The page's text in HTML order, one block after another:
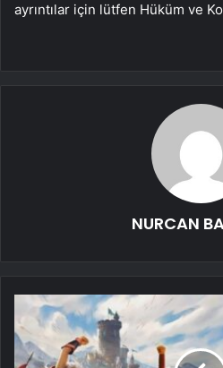
ayrıntılar için lütfen Hüküm ve
NURCAN